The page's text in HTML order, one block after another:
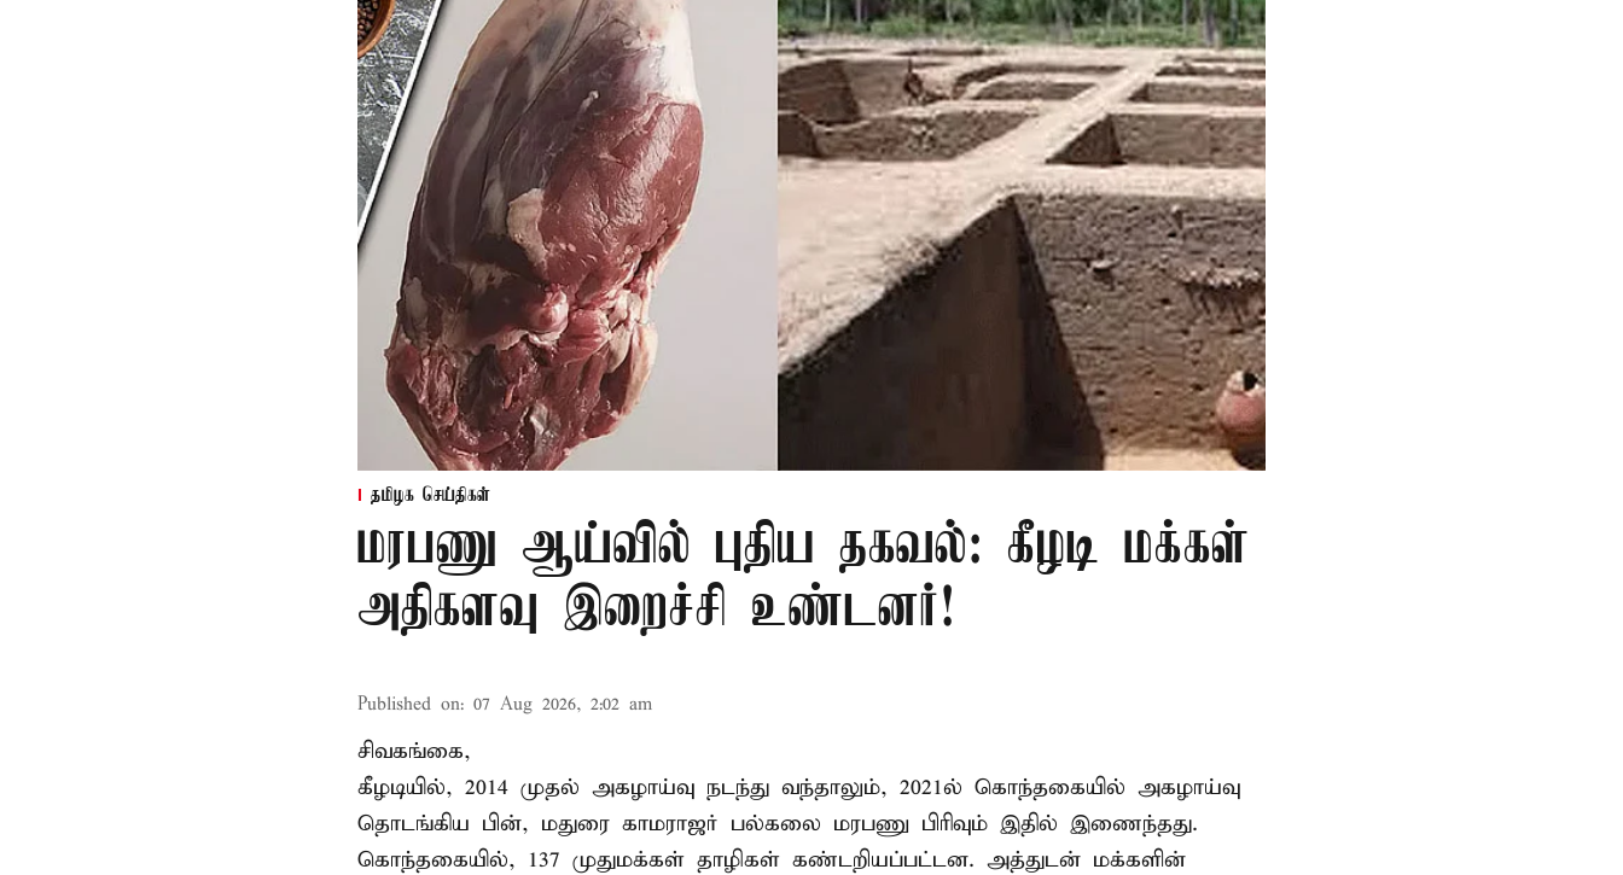
தமிழக செய்திகள்
மரபணு ஆய்வில் புதிய தகவல்: கீழடி மக்கள்
அதிகளவு இறைச்சி உண்டனர்!
Published on: 07 Aug 2026, 2:02 am
சிவகங்கை,
கீழடியில், 2014 முதல் அகழாய்வு நடந்து வந்தாலும், 2021ல் கொந்தகையில் அகழாய்வு
தொடங்கிய பின், மதுரை காமராஜர் பல்கலை மரபணு பிரிவும் இதில் இணைந்தது.
கொந்தகையில், 137 முதுமக்கள் தாழிகள் கண்டறியப்பட்டன. அத்துடன் மக்களின்